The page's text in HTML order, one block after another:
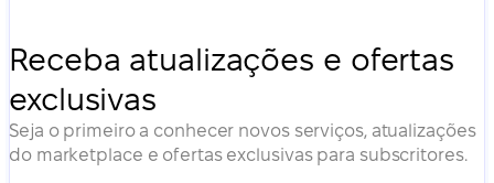
Receba atualizações e ofertas
exclusivas
Seja o primeiro a conhecer novos serviços, atualizações
do marketplace e ofertas exclusivas para subscritores.